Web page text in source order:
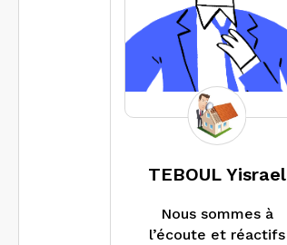
TEBOUL Yisrael
Nous sommes à
l’écoute et réactifs